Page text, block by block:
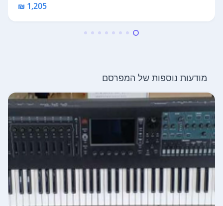
1,205 ₪
מודעות נוספות של המפרסם